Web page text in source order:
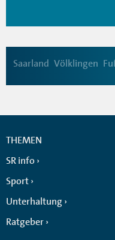
Saarland Völklingen
THEMEN
SR info
Sport
Unterhaltung
Ratgeber